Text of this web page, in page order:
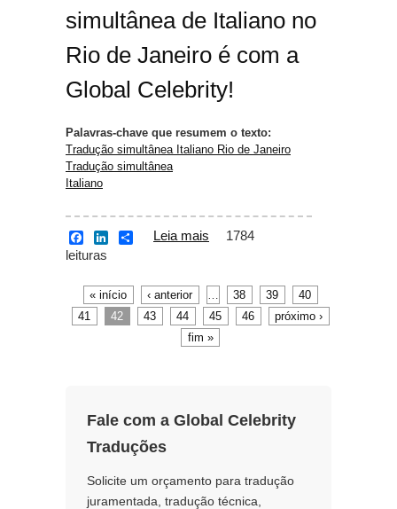
simultânea de Italiano no
Rio de Janeiro é com a
Global Celebrity!
Palavras-chave que resumem o texto:
Tradução simultânea Italiano Rio de Janeiro
Tradução simultânea
Italiano
a
c
b
o
o
e
d
I
Leia mais sobre Tradução
1784
leituras
Páginas
« início ‹ anterior 38 39
40
41
42 43 44 45 46
próximo ›
fim »
Fale com a Global Celebrity
Traduções
Solicite um orçamento para tradução
juramentada, tradução técnica,